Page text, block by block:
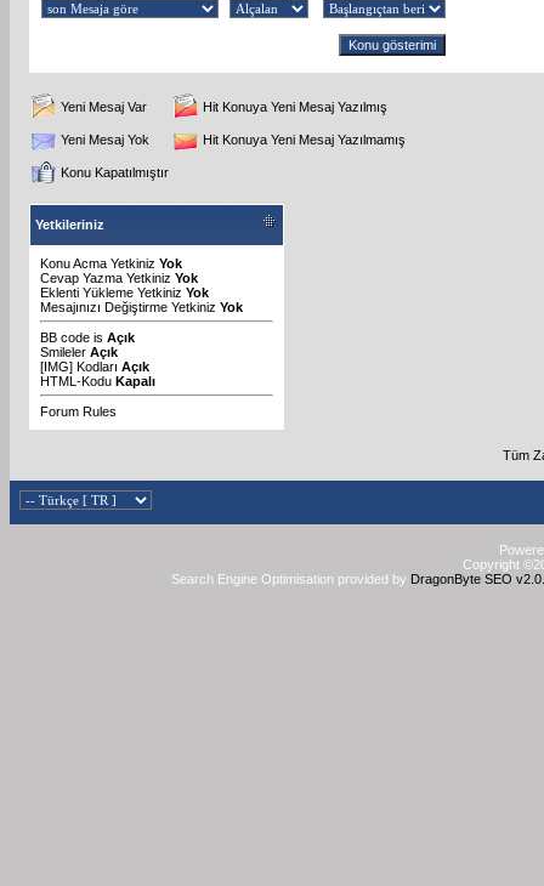
Yeni Mesaj Var Hit Konuya Yeni Mesaj Yazılmış
Yeni Mesaj Yok Hit Konuya Yeni Mesaj Yazılmamış
Konu Kapatılmıştır
Yetkileriniz
Konu Acma Yetkiniz Yok
Cevap Yazma Yetkiniz Yok
Eklenti Yükleme Yetkiniz Yok
Mesajınızı Değiştirme Yetkiniz Yok
BB code is Açık
Smileler Açık
[IMG] Kodları Açık
HTML-Kodu Kapalı
Forum Rules
Tüm
Copyright
Search Engine Optimisation provided by DragonByte SEO